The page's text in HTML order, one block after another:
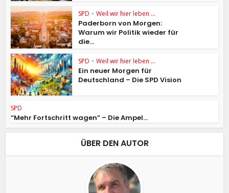
SPD • Weil wir hier leben ...
Paderborn von Morgen:
Warum wir Politik wieder für
die...
SPD • Weil wir hier leben ...
Ein neuer Morgen für
Deutschland – Die SPD Vision
SPD
“Mehr Fortschritt wagen” – Die Ampel...
ÜBER DEN AUTOR